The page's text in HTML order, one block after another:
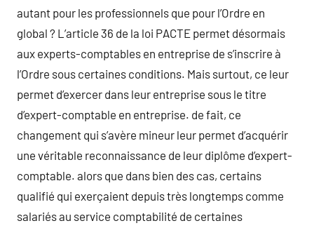
autant pour les professionnels que pour l’Ordre en
global ? L’article 36 de la loi PACTE permet désormais
aux experts-comptables en entreprise de s’inscrire à
l’Ordre sous certaines conditions. Mais surtout, ce leur
permet d’exercer dans leur entreprise sous le titre
d’expert-comptable en entreprise. de fait, ce
changement qui s’avère mineur leur permet d’acquérir
une véritable reconnaissance de leur diplôme d’expert-
comptable. alors que dans bien des cas, certains
qualifié qui exerçaient depuis très longtemps comme
salariés au service comptabilité de certaines